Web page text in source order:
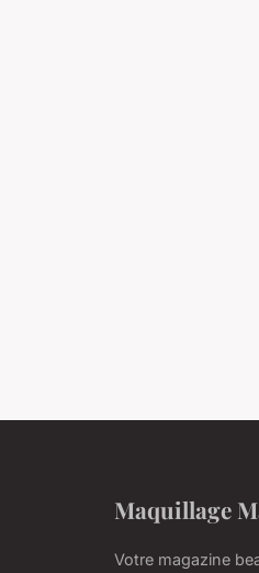
Maquillage
Votre magazine